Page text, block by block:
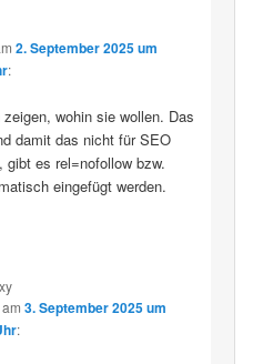
2. September 2025 um
:
wohin sie wollen. Das
damit das nicht für SEO
gibt es rel=nofollow bzw.
eingefügt werden.
3. September 2025 um
: